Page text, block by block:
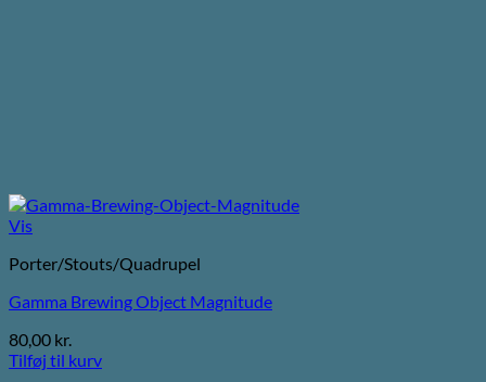
Vis
Porter/Stouts/Quadrupel
Gamma Brewing Object Magnitude
80,00 kr.
Tilføj til kurv